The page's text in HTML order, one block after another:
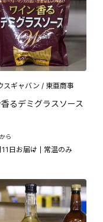
スギャバン / 東亜商事
るデミグラスソース
から
日お届け 常温のみ